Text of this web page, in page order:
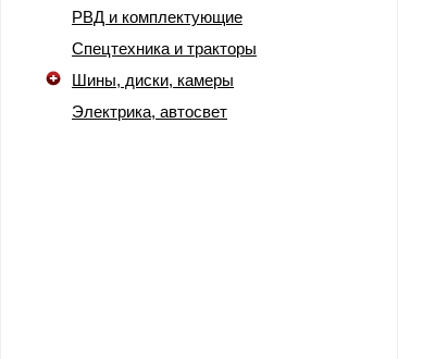
РВД и комплектующие
Спецтехника и тракторы
Шины, диски, камеры
Электрика, автосвет